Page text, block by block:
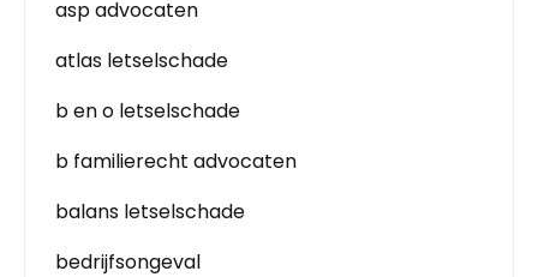
asp advocaten
atlas letselschade
b en o letselschade
b familierecht advocaten
balans letselschade
bedrijfsongeval